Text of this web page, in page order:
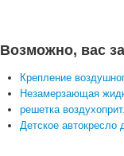
Возможно, вас
Крепление
Незамерзающая
решетка
Детское автокресло